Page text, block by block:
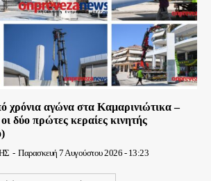
χρόνια αγώνα στα Καμαρινιώτικα –
δύο πρώτες κεραίες κινητής
- Παρασκευή 7 Αυγούστου 2026 - 13:23